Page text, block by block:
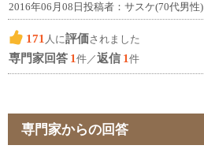
2016年06月08日投稿者：サスケ(70代男性)
171 人に評価されました
専門家回答 1件／返信 1件
専門家からの回答